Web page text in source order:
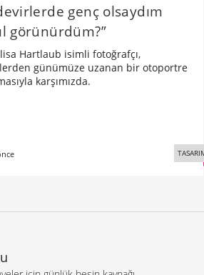
genç olsaydım
görünürdüm?”
Hartlaub isimli fotoğrafçı,
günümüze uzanan bir otoportre
karşımızda.